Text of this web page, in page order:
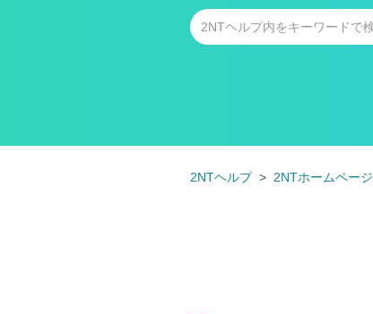
2NTヘルプ 2NTホームページ